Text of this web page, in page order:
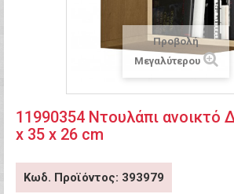
Προβολή
Μεγαλύτερου
11990354 Ντουλάπι ανοικτό
x 35 x 26 cm
Κωδ. Προϊόντος: 393979